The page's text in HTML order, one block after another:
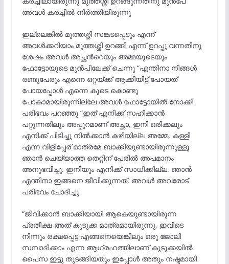
അവൾ കരച്ചിൽ നിർത്തിയിരുന്നു
ഇല്ലെങ്കിൽ മുത്തശ്ശി സങ്കടപ്പെടും എന്ന്
അവൾക്കറിയാം മുത്തശ്ശി ഉറങ്ങി എന്ന് ഉറപ്പു വന്നതിനു
ശേഷം അവൾ അച്ഛൻറെയും അമ്മയുടെയും
ഫോട്ടോയുടെ മുൻപിലേക്ക് ചെന്നു “എന്തിനാ നിങ്ങൾ
രണ്ടുപേരും എന്നെ ഒറ്റയ്ക്ക് ആക്കിയിട്ട് പോയത്
പോയപ്പോൾ എന്നെ കൂടെ കൊണ്ടു
പോകാമായിരുന്നില്ലേ അവൾ ഫോട്ടോയിൽ നോക്കി
പരിഭവം പറഞ്ഞു “ഇത് എനിക്ക് സഹിക്കാൻ
പറ്റുന്നതിലും അപ്പുറമാണ് അച്ഛാ, ഇനി ഒരിക്കലും
എനിക്ക് പിടിച്ചു നിൽക്കാൻ കഴിയില്ല അമ്മേ, കള്ളി
എന്ന വിളിപ്പേര് മാത്രമേ ബാക്കിയുണ്ടായിരുന്നുള്ളൂ
ഞാൻ ചെയ്യാത്ത തെറ്റിന് പേരിൽ അപമാനം
അനുഭവിച്ചു. ഇനിയും എനിക്ക് സാധിക്കില്ല. ഞാൻ
എന്തിനാ ഇങ്ങനെ ജീവിക്കുന്നത്. അവൾ അവരോട്
പരിഭവം ചോദിച്ചു
“ജീവിക്കാൻ ബാക്കിയായി ആകെയുണ്ടായിരുന്ന
പ്രതീക്ഷ അത് കുടുക്ക മാത്രമായിരുന്നു, ഇവിടെ
നിന്നും രക്ഷപ്പെട്ട എങ്ങനെയെങ്കിലും ഒരു ജോലി
സമ്പാദിക്കാം എന്ന ആഗ്രഹത്തിലാണ് കുടുക്കയിൽ
പൈസ ഇട്ടു തുടങ്ങിയതും ഇപ്പോൾ അതും നഷ്ടമായി